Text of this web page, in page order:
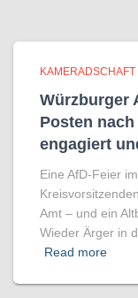
KAMERADSCHAFT
Würzburger
Posten
engagiert
Eine AfD-Feier
Amt – und ein
Wieder Ärger in
Read more